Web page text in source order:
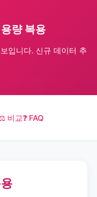
량 복용
입니다. 신규 데이터 추
비교❓ FAQ